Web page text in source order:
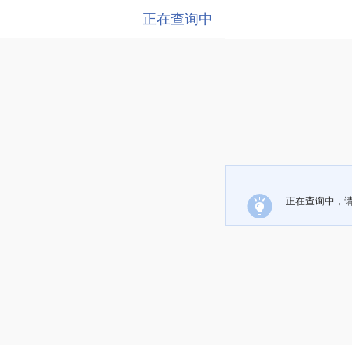
正在查询中
正在查询中，